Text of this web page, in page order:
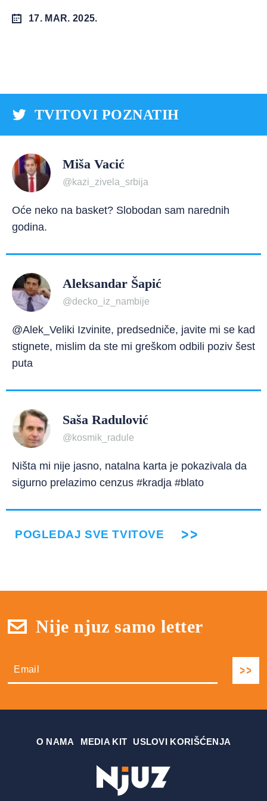
17. MAR. 2025.
TVITOVI POZNATIH
Miša Vacić
@kazi_zivela_srbija
Oće neko na basket? Slobodan sam narednih
godina.
Aleksandar Šapić
@decko_iz_nambije
@Alek_Veliki Izvinite, predsedniče, javite mi se kad
stignete, mislim da ste mi greškom odbili poziv šest
puta
Saša Radulović
@kosmik_radule
Ništa mi nije jasno, natalna karta je pokazivala da
sigurno prelazimo cenzus #kradja #blato
POGLEDAJ SVE TVITOVE
Nije njuz samo letter
О NAMA MEDIA KIT USLOVI KORIŠĆENJA